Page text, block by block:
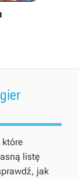
które
listę
jak